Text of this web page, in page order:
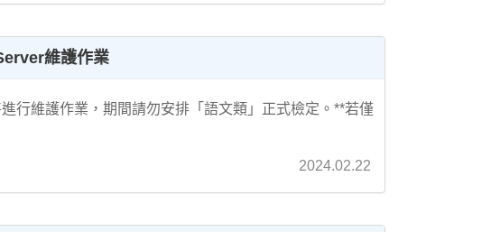
維護作業
行維護作業，期間請勿安排「語文類」正式檢定。**若僅
2024.02.22